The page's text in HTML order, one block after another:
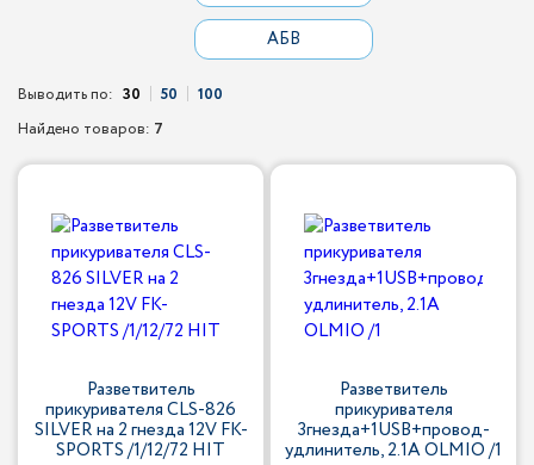
АБВ
Выводить по: 30 50
100
Найдено товаров: 7
Разветвитель
прикуривателя CLS-826
SILVER на 2 гнезда 12V FK-
SPORTS /1/12/72 HIT
Разветвитель
прикуривателя
3гнезда+1USB+провод-
удлинитель, 2.1A OLMIO /1